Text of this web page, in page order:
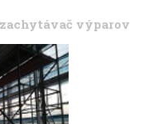
zachytávač výparov